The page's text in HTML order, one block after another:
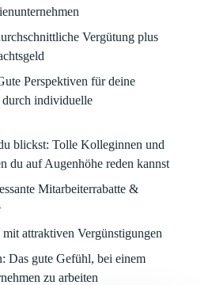
Vergütung plus
Perspektiven für deine
individuelle
blickst:Tolle Kolleginnen und
du auf Augenhöhe reden kannst
Mitarbeiterrabatte &
mit attraktiven Vergünstigungen
Das gute Gefühl, bei einem
zu arbeiten